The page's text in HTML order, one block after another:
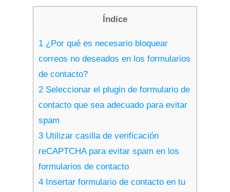
Índice
1 ¿Por qué es necesario bloquear
correos no deseados en los formularios
de contacto?
2 Seleccionar el plugin de formulario de
contacto que sea adecuado para evitar
spam
3 Utilizar casilla de verificación
reCAPTCHA para evitar spam en los
formularios de contacto
4 Insertar formulario de contacto en tu